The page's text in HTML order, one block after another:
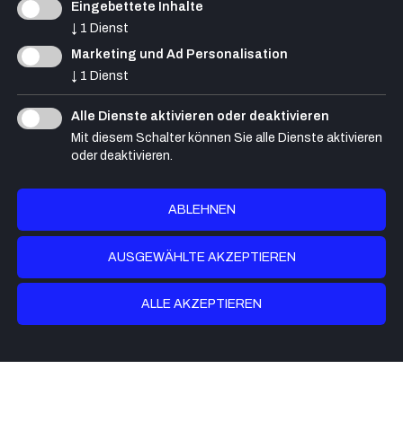
Tel. +39 0471 284 260
Eingebettete Inhalte
↓ 1 Dienst
Marketing und Ad Personalisation
↓ 1 Dienst
Alle Dienste aktivieren oder deaktivieren
Mit diesem Schalter können Sie alle Dienste aktivieren
oder deaktivieren.
ABLEHNEN
AUSGEWÄHLTE AKZEPTIEREN
ALLE AKZEPTIEREN